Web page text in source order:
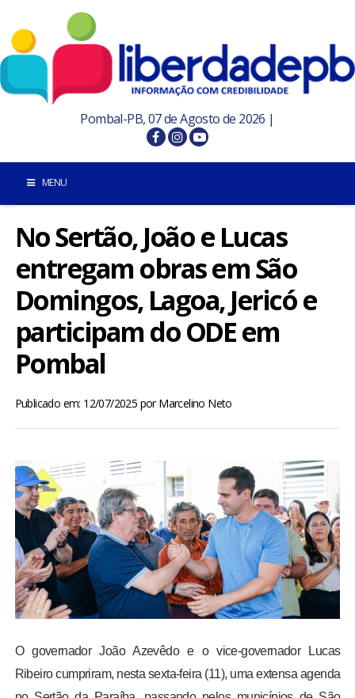
Pombal-PB, 07 de Agosto de 2026 |
MENU
INÍCIO
POMBAL E REGIÃO
BRASIL
MUNDO
ENTRETENIMENTO
ENQUETE
TV LPB
COLUNISTAS
No Sertão, João e Lucas
entregam obras em São
Domingos, Lagoa, Jericó e
participam do ODE em
Pombal
Publicado em: 12/07/2025 porMarcelino Neto
O governador João Azevêdo e o vice-governador Lucas
Ribeiro cumpriram, nesta sexta-feira (11), uma extensa agenda